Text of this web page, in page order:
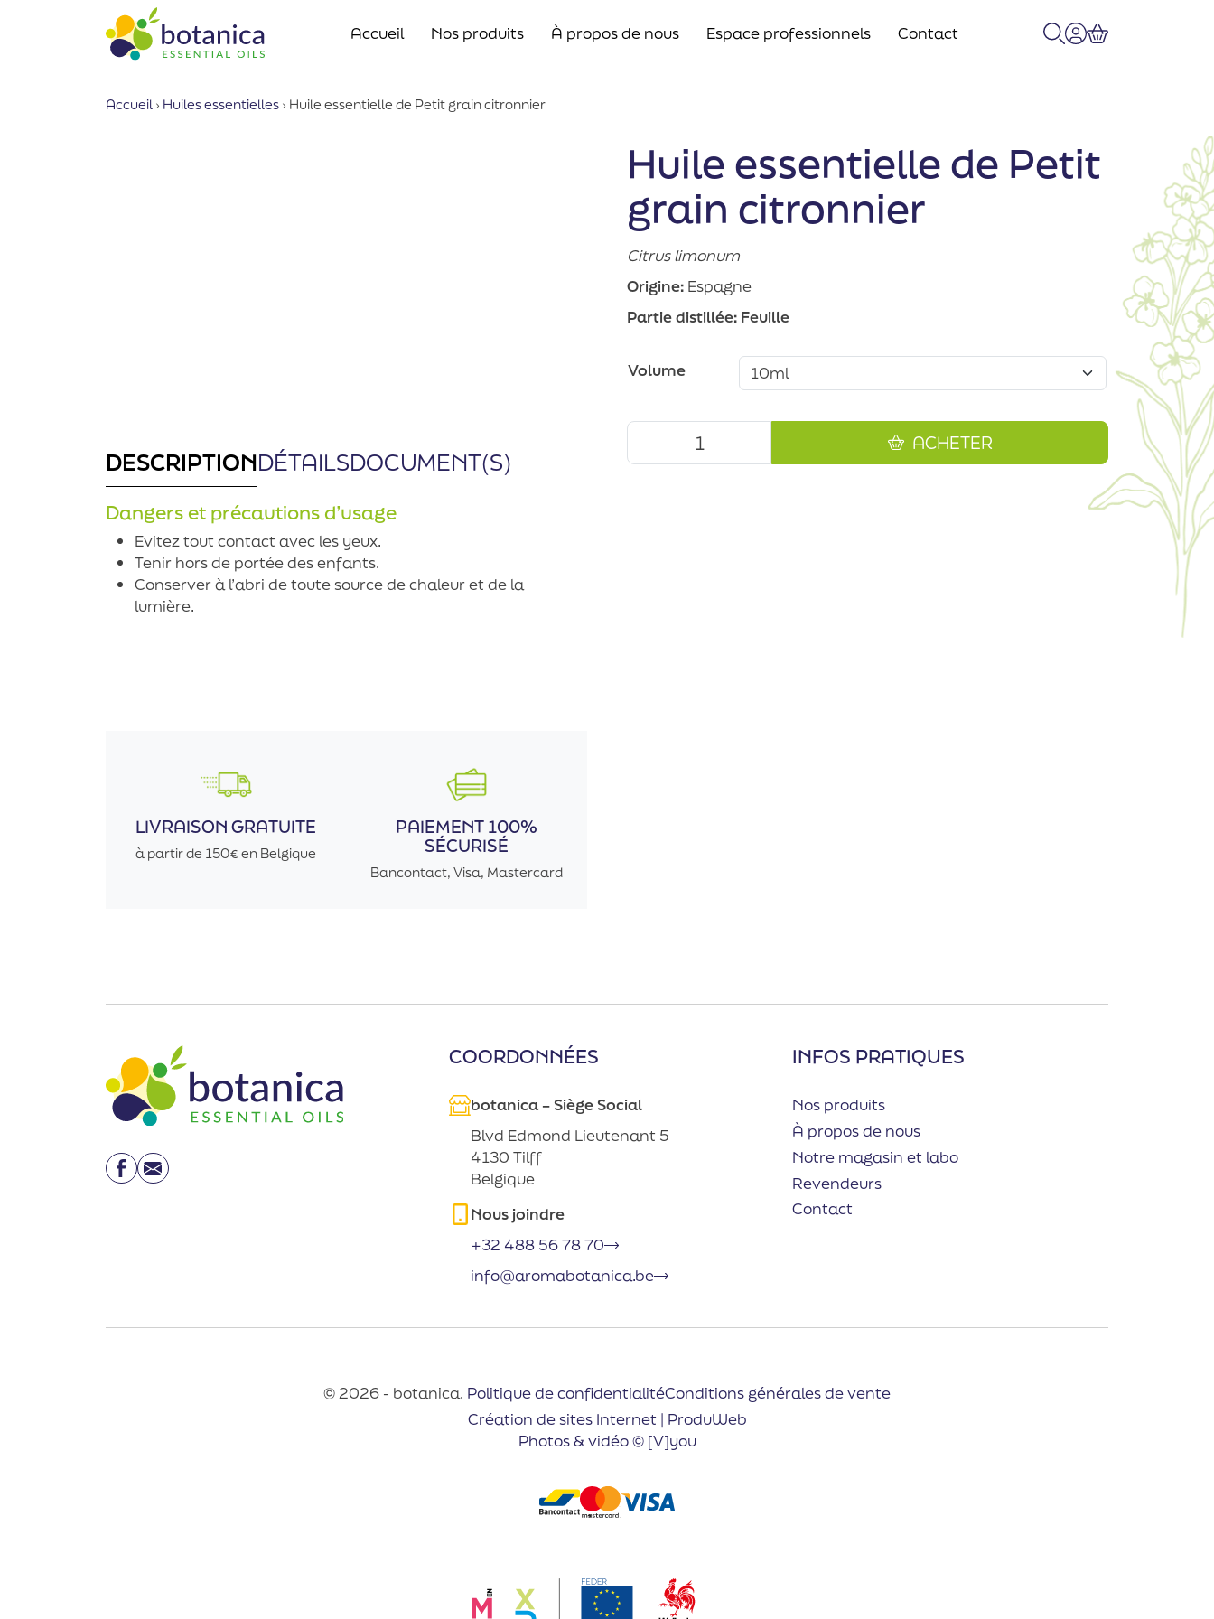
Accueil Nos produits À propos de nous Espace professionnels
Contact
Accueil › Huiles essentielles › Huile essentielle de Petit grain citronnier
Huile essentielle de Petit
grain citronnier
Citrus limonum
Origine: Espagne
Partie distillée: Feuille
Volume
ACHETER
DESCRIPTIONDÉTAILSDOCUMENT(S)
Dangers et précautions d’usage
Evitez tout contact avec les yeux.
Tenir hors de portée des enfants.
Conserver à l’abri de toute source de chaleur et de la
lumière.
LIVRAISON GRATUITE
à partir de 150€ en Belgique
PAIEMENT 100%
SÉCURISÉ
Bancontact, Visa, Mastercard
COORDONNÉES
botanica – Siège Social
Blvd Edmond Lieutenant 5
4130 Tilff
Belgique
Nous joindre
+32 488 56 78 70
info@aromabotanica.be
INFOS PRATIQUES
Nos produits
À propos de nous
Notre magasin et labo
Revendeurs
Contact
Facebook
Email
© 2026 - botanica. Politique de confidentialitéConditions générales de vente
Création de sites Internet | ProduWeb
Photos & vidéo © [V]you